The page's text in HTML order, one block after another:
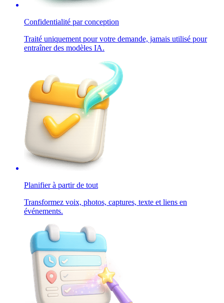
Confidentialité par conception
Traité uniquement pour votre demande, jamais utilisé pour
entraîner des modèles IA.
Planifier à partir de tout
Transformez voix, photos, captures, texte et liens en
événements.